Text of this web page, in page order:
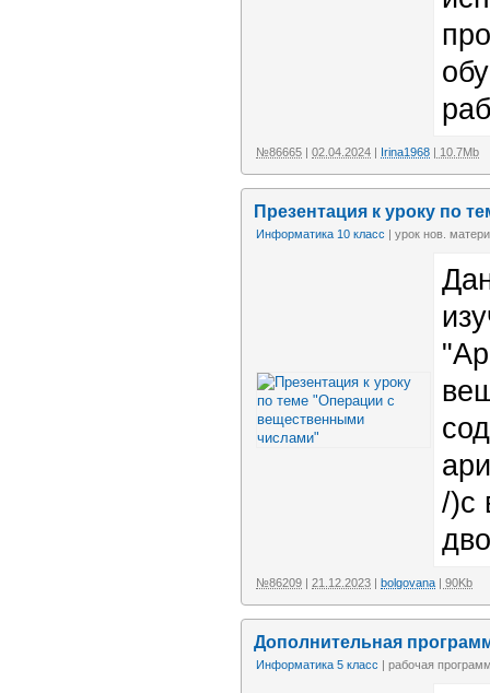
№86665 02.04.2024 Irina1968 | 10.7Mb
Презентация к уроку по
Информатика 10 класс | урок нов.
/)с
№86209 21.12.2023 bolgovana | 90Kb
Дополнительная
Информатика 5 класс | рабочая